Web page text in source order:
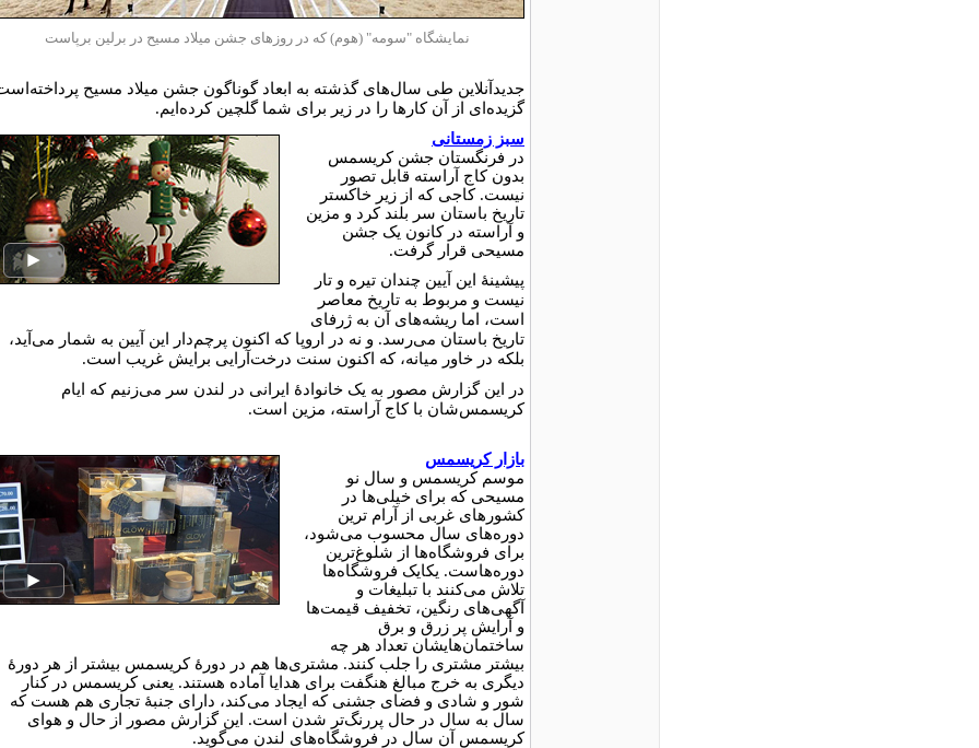
نمایشگاه "سومه" (هوم) که در روزهای جشن میلاد مسیح در برلین برپاست
جدیدآنلاین طی سال‌های گذشته به ابعاد گوناگون جشن میلاد مسیح
گزیده‌ای از آن کارها را در زیر برای شما گلچين کرده‌ايم.
سبز زمستانی
در فرنگستان جشن کریسمس
بدون کاج آراسته قابل تصور
نیست. کاجی که از زیر خاکستر
تاریخ باستان سر بلند کرد و مزین
و آراسته در کانون یک جشن
مسیحی قرار گرفت.
پیشینۀ این آیین چندان تیره و تار
نیست و مربوط به تاریخ معاصر
است، اما ریشه‌های آن به ژرفای
تاریخ باستان می‌رسد. و نه در اروپا که اکنون پرچم‌دار این آیین به شمار می‌آید،
بلکه در خاور میانه، که اکنون سنت درخت‌آرایی برایش غریب است.
در این گزارش مصور به یک خانوادۀ ایرانی در لندن سر می‌زنیم که ایام
کریسمس‌شان با کاج آراسته، مزین است.
بازار کریسمس
موسم کریسمس و سال نو
مسیحی که برای خیلی‌ها در
کشورهای غربی از آرام ترین
دوره‌های سال محسوب می‌شود،
برای فروشگاه‌ها از شلوغ‌ترین
دوره‌هاست. یکایک فروشگاه‌ها
تلاش می‌کنند با تبلیغات و
آگهی‌های رنگین، تخفیف قیمت‌ها
و آرایش پر زرق و برق
ساختمان‌هایشان تعداد هر چه
بیشتر مشتری را جلب کنند. مشتری‌ها هم در دورۀ کریسمس بیشتر از هر دورۀ
دیگری به خرج مبالغ هنگفت برای هدایا آماده هستند. یعنی کریسمس در کنار
شور و شادی و فضای جشنی که ایجاد می‌کند، دارای جنبۀ تجاری هم هست که
سال به سال در حال پررنگ‌تر شدن است. این گزارش مصور از حال و هوای
کریسمس آن سال در فروشگاه‌های لندن می‌گوید.